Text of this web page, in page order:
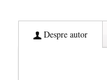
Despre autor